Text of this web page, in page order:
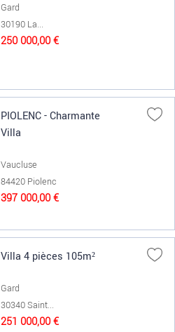
Gard
30190 La...
250 000,00 €
PIOLENC - Charmante
Villa
Vaucluse
84420 Piolenc
397 000,00 €
Villa 4 pièces 105m²
Gard
30340 Saint...
251 000,00 €